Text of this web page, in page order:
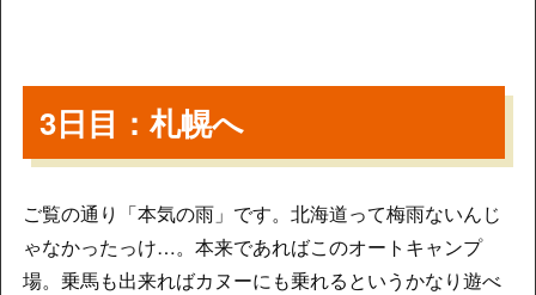
3日目：札幌へ
ご覧の通り「本気の雨」です。北海道って梅雨ないんじ
ゃなかったっけ…。本来であればこのオートキャンプ
場。乗馬も出来ればカヌーにも乗れるというかなり遊べ